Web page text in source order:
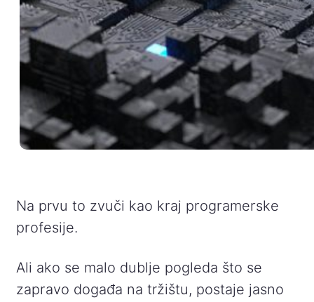
Na prvu to zvuči kao kraj programerske
profesije.
Ali ako se malo dublje pogleda što se
zapravo događa na tržištu, postaje jasno